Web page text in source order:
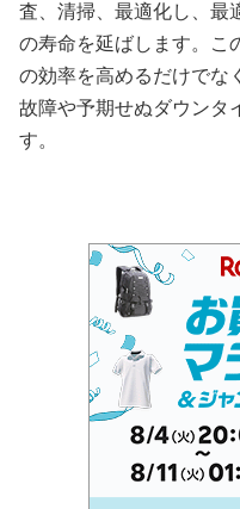
査、清掃、最適化し、最
の寿命を延ばします。こ
の効率を高めるだけでな
故障や予期せぬダウンタ
す。